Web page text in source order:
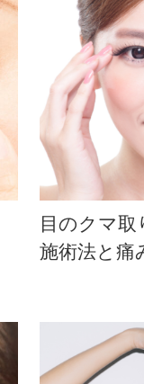
目のクマ取
施術法と痛